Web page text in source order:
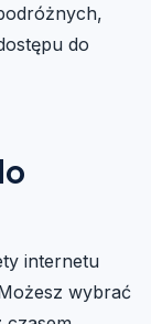
do
internetu
wybrać